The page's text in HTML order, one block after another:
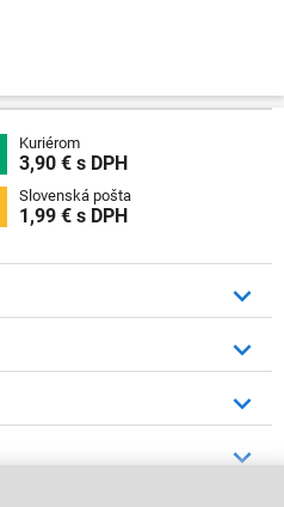
Kuriérom
3,90 € s DPH
Slovenská pošta
1,99 € s DPH